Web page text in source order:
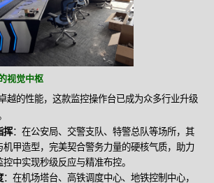
视觉中枢
越的性能，这款监控操作台已成为众多行业升级
挥：在公安局、交警支队、特警总队等场所，其
机甲造型，完美契合警务力量的硬核气质，助力
中实现秒级反应与精准布控。
：在机场塔台、高铁调度中心、地铁控制中心，